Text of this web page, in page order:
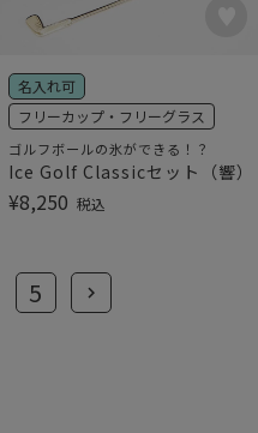
名入れ可
フリーカップ・フリーグラス
ゴルフボールの氷ができる！？
Ice Golf Classicセット（響）
¥8,250 税込
5